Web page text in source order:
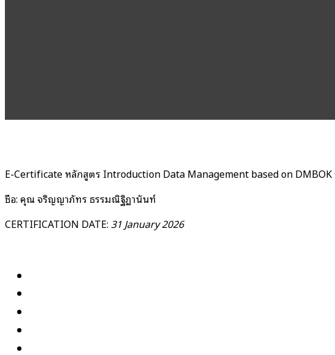
E-Certificate หลักสูตร Introduction Data Management based on DMBOK
ชื่อ: คุณ จริญญาภัทร ธรรมณิฐิฏานันท์
CERTIFICATION DATE: 31 January 2026